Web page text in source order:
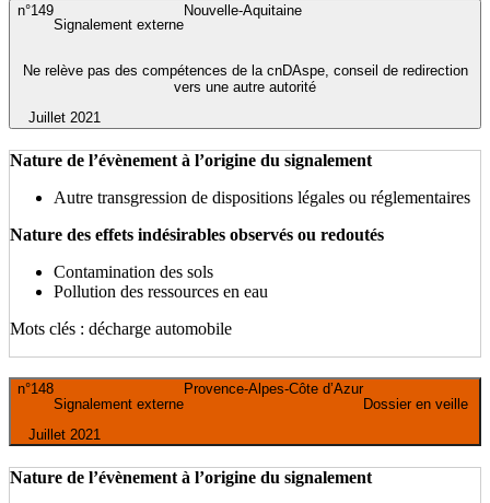
Juillet 2021
Ne relève pas des compétences de la cnDAspe, conseil de redirection
vers une autre autorité
Nouvelle-Aquitaine
Signalement externe
n°149
Nature de l’évènement à l’origine du signalement
Autre transgression de dispositions légales ou réglementaires
Nature des effets indésirables observés ou redoutés
Contamination des sols
Pollution des ressources en eau
Mots clés : décharge automobile
Juillet 2021
Dossier en veille
Provence-Alpes-Côte d’Azur
Signalement externe
n°148
Nature de l’évènement à l’origine du signalement